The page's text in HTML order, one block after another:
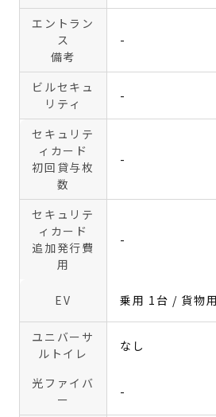
エントラン
ス
備考
-
ビルセキュ
リティ
-
セキュリテ
ィカード
初回貸与枚
数
-
セキュリテ
ィカード
追加発行費
用
-
EV 乗用 1台 / 貨物
ユニバーサ
ルトイレ
なし
光ファイバ
ー
-